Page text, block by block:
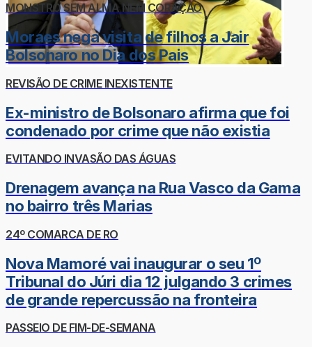
MONSTRO SEM ALMA NEM CORAÇÃO
Moraes nega visita de filhos a Jair
Bolsonaro no Dia dos Pais
REVISÃO DE CRIME INEXISTENTE
Ex-ministro de Bolsonaro afirma que foi
condenado por crime que não existia
EVITANDO INVASÃO DAS ÁGUAS
Drenagem avança na Rua Vasco da Gama
no bairro três Marias
24º COMARCA DE RO
Nova Mamoré vai inaugurar o seu 1º
Tribunal do Júri dia 12 julgando 3 crimes
de grande repercussão na fronteira
PASSEIO DE FIM-DE-SEMANA